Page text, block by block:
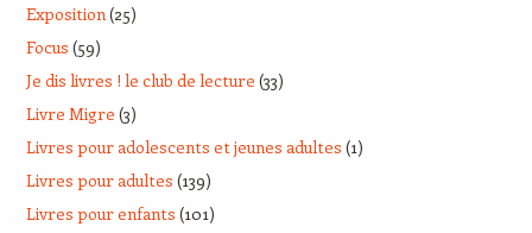
Exposition(25)
Focus (59)
Je dis livres ! le club de lecture (33)
Livre Migre (3)
Livres pour adolescents et jeunes adultes (1)
Livres pour adultes (139)
Livres pour enfants (101)